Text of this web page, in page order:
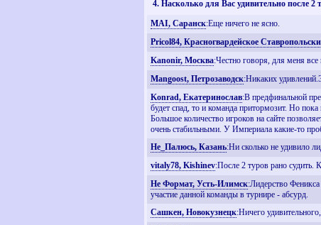
4. Насколько для Вас удивительно после
MAI, Саранск:Еще ничего не ясно.
Pricol84, Красногвардейское
Kanonir, Москва:Честно говоря, для меня
Mangoost, Петрозаводск:Никаких
Konrad, Екатеринослав:В предфинальной
будет спад, то и команда притормозит. Но
Большое количество игроков на сайте
очень стабильными. У Империала какие-то
Не_Палюсь, Казань:Ни сколько не удивило
vitaly78, Kishinev:После 2 туров рано судить.
Не Формат, Усть-Илимск:Лидерство
участие данной команды в турнире - абсурд.
Сашкен, Новокузнецк:Ничего